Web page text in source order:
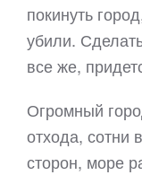
покинуть
убили.
все же,
Огромный
отхода, сотни
сторон, море